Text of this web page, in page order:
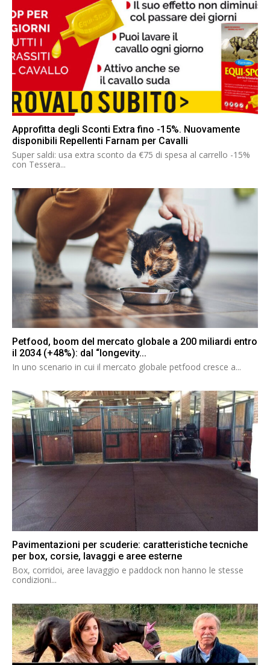
Approfitta degli Sconti Extra fino -15%. Nuovamente
disponibili Repellenti Farnam per Cavalli
Super saldi: usa extra sconto da €75 di spesa al carrello -15%
con Tessera...
Petfood, boom del mercato globale a 200 miliardi entro
il 2034 (+48%): dal “longevity...
In uno scenario in cui il mercato globale petfood cresce a...
Pavimentazioni per scuderie: caratteristiche tecniche
per box, corsie, lavaggi e aree esterne
Box, corridoi, aree lavaggio e paddock non hanno le stesse
condizioni...